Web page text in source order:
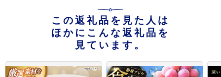
この返礼品を見た人は
ほかにこんな返礼品を
見ています。